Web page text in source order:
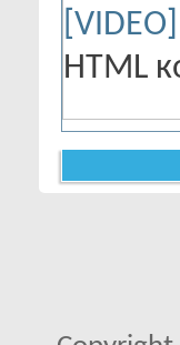
[VIDEO]
HTML